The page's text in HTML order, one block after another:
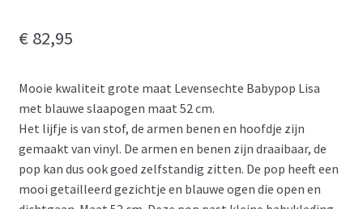
€ 82,95
Mooie kwaliteit grote maat Levensechte Babypop Lisa
met blauwe slaapogen maat 52 cm.
Het lijfje is van stof, de armen benen en hoofdje zijn
gemaakt van vinyl. De armen en benen zijn draaibaar, de
pop kan dus ook goed zelfstandig zitten. De pop heeft een
mooi getailleerd gezichtje en blauwe ogen die open en